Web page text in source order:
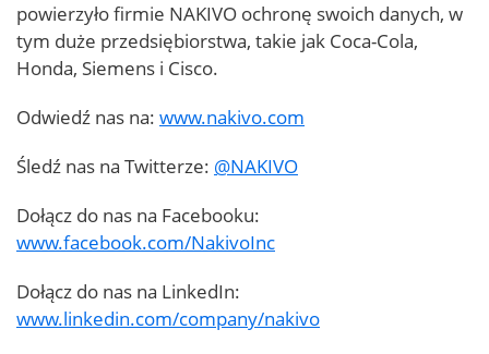
powierzyło firmie NAKIVO ochronę swoich danych, w
tym duże przedsiębiorstwa, takie jak Coca-Cola,
Honda, Siemens i Cisco.
Odwiedź nas na: www.nakivo.com
Śledź nas na Twitterze: @NAKIVO
Dołącz do nas na Facebooku:
www.facebook.com/NakivoInc
Dołącz do nas na LinkedIn:
www.linkedin.com/company/nakivo